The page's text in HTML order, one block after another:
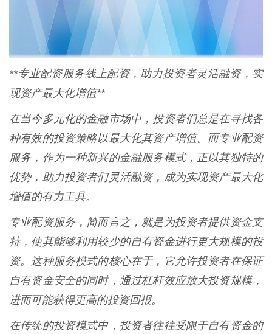
**专业配资服务线上配资，助力投资者灵活融资，实
现资产最大化增值**
在当今多元化的金融市场中，投资者们总是在寻找各
种有效的投资策略以最大化其资产增值。而专业配资
服务，作为一种新兴的金融服务模式，正以其独特的
优势，助力投资者们灵活融资，成为实现资产最大化
增值的有力工具。
专业配资服务，简而言之，就是为投资者提供资金支
持，使其能够利用较少的自有资金进行更大规模的投
资。这种服务模式的核心在于，它允许投资者在保证
自有资金安全的同时，通过杠杆效应放大投资规模，
进而可能获得更高的投资回报。
在传统的投资模式中，投资者往往受限于自有资金的